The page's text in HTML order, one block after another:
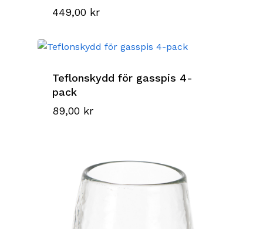
449,00 kr
Teflonskydd för gasspis 4-
pack
89,00 kr